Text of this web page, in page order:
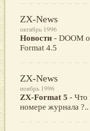
ZX-News
октябрь 1996
Новости - DOOM
Format 4.5
ZX-News
ноябрь 1996
ZX-Format 5 - Что
номере журнала ?..